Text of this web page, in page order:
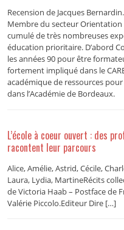
Recension de Jacques
Membre du secteur Orientation
cumulé de très nombreuses
éducation prioritaire. D’abord
les années 90 pour être
fortement impliqué dans le
académique de ressources
dans l’Académie de Bordeaux.
L’école à coeur ouvert : des
racontent leur parcours
Alice, Amélie, Astrid, Cécile,
Laura, Lydia, MartineRécits
de Victoria Haab – Postface de
Valérie Piccolo.Editeur Dire […]